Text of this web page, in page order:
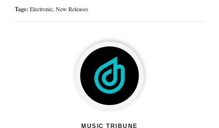
Tags: Electronic,New Releases
MUSIC TRIBUNE